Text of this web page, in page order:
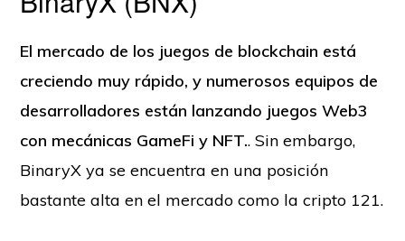
El mercado de los juegos de blockchain está
creciendo muy rápido, y numerosos equipos de
desarrolladores están lanzando juegos Web3
con mecánicas GameFi y NFT.. Sin embargo,
BinaryX ya se encuentra en una posición
bastante alta en el mercado como la cripto 121.